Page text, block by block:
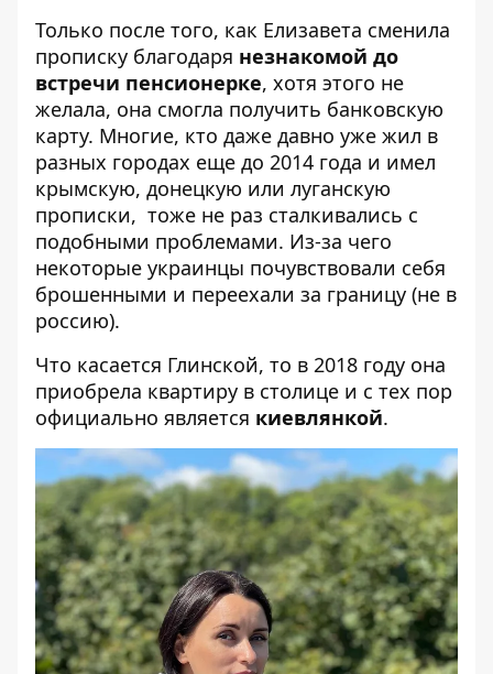
Только после того, как Елизавета сменила
прописку благодаря незнакомой до
встречи пенсионерке, хотя этого не
желала, она смогла получить банковскую
карту. Многие, кто даже давно уже жил в
разных городах еще до 2014 года и имел
крымскую, донецкую или луганскую
прописки, тоже не раз сталкивались с
подобными проблемами. Из-за чего
некоторые украинцы почувствовали себя
брошенными и переехали за границу (не в
россию).
Что касается Глинской, то в 2018 году она
приобрела квартиру в столице и с тех пор
официально является киевлянкой.